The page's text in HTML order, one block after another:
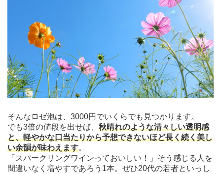
そんなロゼ泡は、3000円でいくらでも見つかります。
でも3倍の値段を出せば、 秋晴れのような清々しい透明感
と、軽やかな口当たりから予想できないほど長く続く美し
い余韻が味わえます。
「スパークリングワインっておいしい！」そう感じる人を
間違いなく増やすであろう1本。ぜひ20代の若者といっし